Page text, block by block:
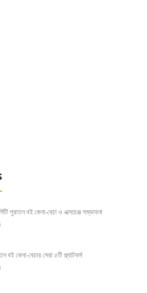
পুরাতন বই কেনা-বেচা ও এক্সচেঞ্জ সম্ভাবনা
বই কেনা-বেচার সেরা ৫টি প্ল্যাটফর্ম